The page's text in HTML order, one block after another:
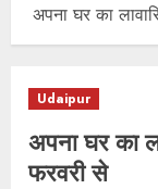
अपना घर का
Udaipur
अपना घर का
फरवरी से